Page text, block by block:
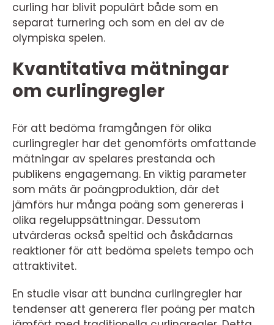
curling har blivit populärt både som en
separat turnering och som en del av de
olympiska spelen.
Kvantitativa mätningar
om curlingregler
För att bedöma framgången för olika
curlingregler har det genomförts omfattande
mätningar av spelares prestanda och
publikens engagemang. En viktig parameter
som mäts är poängproduktion, där det
jämförs hur många poäng som genereras i
olika regeluppsättningar. Dessutom
utvärderas också speltid och åskådarnas
reaktioner för att bedöma spelets tempo och
attraktivitet.
En studie visar att bundna curlingregler har
tendenser att generera fler poäng per match